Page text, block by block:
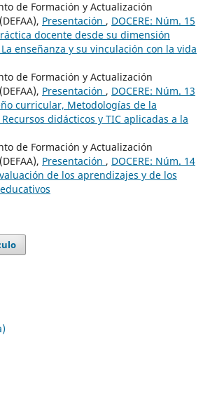
de Formación y Actualización
Presentación , DOCERE: Núm. 15
docente desde su dimensión
enseñanza y su vinculación con la vida
de Formación y Actualización
Presentación , DOCERE: Núm. 13
curricular, Metodologías de la
didácticos y TIC aplicadas a la
de Formación y Actualización
Presentación , DOCERE: Núm. 14
de los aprendizajes y de los